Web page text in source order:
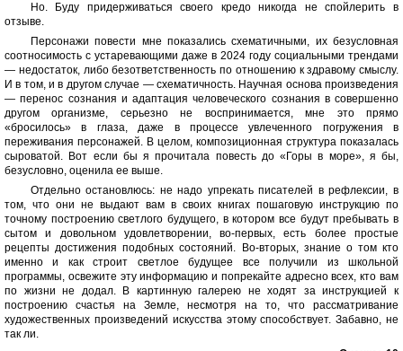
Но. Буду придерживаться своего кредо никогда не спойлерить в
отзыве.
Персонажи повести мне показались схематичными, их безусловная
соотносимость с устаревающими даже в 2024 году социальными трендами
— недостаток, либо безответственность по отношению к здравому смыслу.
И в том, и в другом случае — схематичность. Научная основа произведения
— перенос сознания и адаптация человеческого сознания в совершенно
другом организме, серьезно не воспринимается, мне это прямо
«бросилось» в глаза, даже в процессе увлеченного погружения в
переживания персонажей. В целом, композиционная структура показалась
сыроватой. Вот если бы я прочитала повесть до «Горы в море», я бы,
безусловно, оценила ее выше.
Отдельно остановлюсь: не надо упрекать писателей в рефлексии, в
том, что они не выдают вам в своих книгах пошаговую инструкцию по
точному построению светлого будущего, в котором все будут пребывать в
сытом и довольном удовлетворении, во-первых, есть более простые
рецепты достижения подобных состояний. Во-вторых, знание о том кто
именно и как строит светлое будущее все получили из школьной
программы, освежите эту информацию и попрекайте адресно всех, кто вам
по жизни не додал. В картинную галерею не ходят за инструкцией к
построению счастья на Земле, несмотря на то, что рассматривание
художественных произведений искусства этому способствует. Забавно, не
так ли.